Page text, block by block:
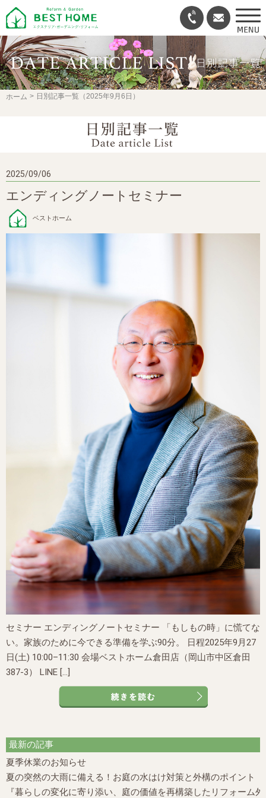
ホーム 日別記事一覧（2025年9月6日）
2025/09/06
エンディングノートセミナー
ベストホーム
セミナー エンディングノートセミナー 「もしもの時」に慌てな
い。家族のために今できる準備を学ぶ90分。 日程2025年9月27
日(土) 10:00–11:30 会場ベストホーム倉田店（岡山市中区倉田
387-3） LINE […]
最新の記事
夏季休業のお知らせ
夏の突然の大雨に備える！お庭の水はけ対策と外構のポイント
『暮らしの変化に寄り添い、庭の価値を再構築したリフォーム